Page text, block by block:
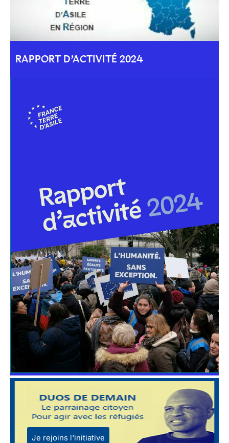
RAPPORT D’ACTIVITÉ 2024
Je rejoins l'initiative